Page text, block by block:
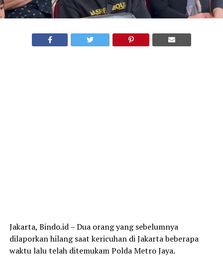
Jakarta, Bindo.id – Dua orang yang sebelumnya
dilaporkan hilang saat kericuhan di Jakarta beberapa
waktu lalu telah ditemukam Polda Metro Jaya.